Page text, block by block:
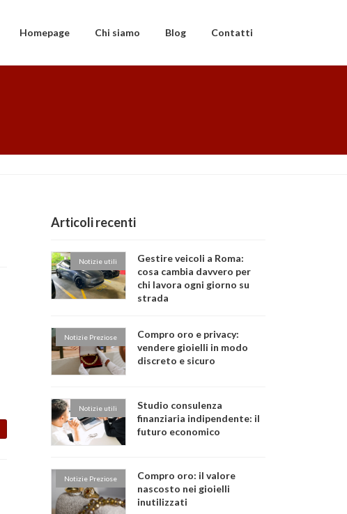
Homepage Chi siamo Blog Contatti
Articoli recenti
Notizie utili
Gestire veicoli a Roma:
cosa cambia davvero per
chi lavora ogni giorno su
strada
Notizie Preziose
Compro oro e privacy:
vendere gioielli in modo
discreto e sicuro
Notizie utili
Studio consulenza
finanziaria indipendente: il
futuro economico
Notizie Preziose
Compro oro: il valore
nascosto nei gioielli
inutilizzati